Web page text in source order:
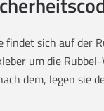
findet sich auf der
um die
dem, legen sie